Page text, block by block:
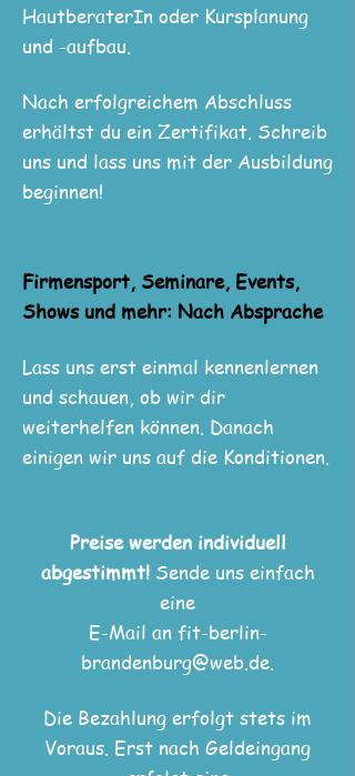
HautberaterIn oder Kursplanung
und -aufbau.
Nach erfolgreichem Abschluss
erhältst du ein Zertifikat. Schreib
uns und lass uns mit der Ausbildung
beginnen!​
Firmensport, Seminare, Events,
Shows und mehr: Nach Absprache
Lass uns erst einmal kennenlernen
und schauen, ob wir dir
weiterhelfen können. Danach
einigen wir uns auf die Konditionen.
Preise werden individuell
abgestimmt! Sende uns einfach
eine
E-Mail an fit-berlin-
brandenburg@web.de.
Die Bezahlung erfolgt stets im
Voraus. Erst nach Geldeingang